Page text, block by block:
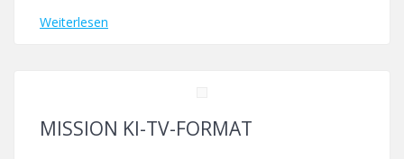
Weiterlesen
MISSION KI-TV-FORMAT